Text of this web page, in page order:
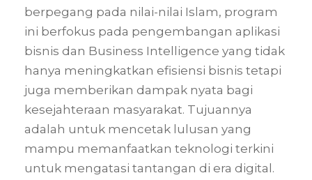
berpegang pada nilai-nilai Islam, program
ini berfokus pada pengembangan aplikasi
bisnis dan Business Intelligence yang tidak
hanya meningkatkan efisiensi bisnis tetapi
juga memberikan dampak nyata bagi
kesejahteraan masyarakat. Tujuannya
adalah untuk mencetak lulusan yang
mampu memanfaatkan teknologi terkini
untuk mengatasi tantangan di era digital.